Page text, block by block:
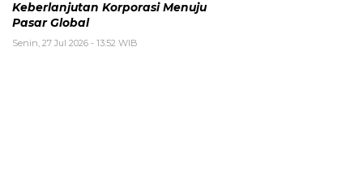
Keberlanjutan Korporasi Menuju
Pasar Global
Senin, 27 Jul 2026 - 13:52 WIB